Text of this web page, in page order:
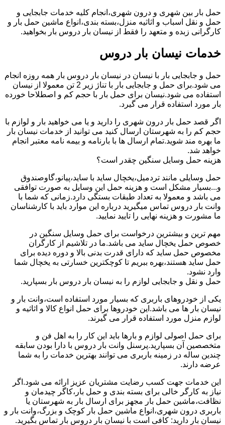
حمل بار بین شهری و درون شهری،انجام کلیه خدمات جابجایی و
حمل و نقل اسباب و اثاثیه منزل،بسته بندی،انواع ماشین حمل بار و
کارگرانی زبده و متعهد را فقط از نیسان بار دروس بار بخواهید.
خدمات نیسان بار دروس
حمل و جابجایی بار با نیسان در نیسان بار دروس بار همه روزه انجام
می شود.برای حمل و جابجایی بار با تناژ زیر 2 تن معمولا از نیسان
استفاده می شود.نیسان برای حمل بار با حجم کم و اصطلاحا خورده
بار مورد استفاده قرار می گیرد.
اگر قصد حمل بار درون شهری را دارید و یا می خواهید بار و لوازم با
حجم کم را به شهرستان ارسال کنید می توانید از خدمات نیسان بار
ما بهره مند شوید.تمام ارسال ها با بارنامه و بیمه نامه معتبر انجام
خواهد شد.
هزینه حمل وسایل سنگین چقدر است؟
حمل وسایلی مانند تردمیل،یخچال ساید با ساید،پیانو،گاوصندوق
و...بسیار مشکل است و هزینه حمل این وسایل به صورت توافقی
می باشد و معمولا به تعداد طبقات بستگی دارد.زمانی که شما با
وانت بار دروس تماس میگیرید درباره این موارد باید با کارشناسان
ما مشورت و هزینه نهایی را تایید نمایید.
مهم ترین و بیشترین درخواست برای حمل وسایل سنگین در
خصوص حمل یخچال ساید می باشد.ما در تلاشیم از کارگران
مخصوص حمل ساید که دارای قدرت بدنی بالا و دوره دیده برای
حمل ساید هستند،بهره ببریم تا کوچکترین خسارتی به یخچال شما
وارد نشود.
حمل و نقل و جابجایی لوازم را به نیسان بار دروس بار بسپارید.
یکی از خودروهای باربری که بسیار مورد استفاده است،وانت بار و
نیسان بار ها می باشد.این خودروها برای حمل انواع کالا و اثاثیه و
لوازم منزل مورد استفاده قرار می گیرند.
برای حمل اصولی لوازم و بارها باید این کار را به اهل فن و
متخصصین آن بسپارید.پرسنل وانت بار دروس با دارا بودن سابقه
چندین ساله در زمینه باربری می توانند بهترین خدمات را به شما
عرضه دارند.
این خدمات جهت کسب رضایت مشتریان عزیز ارائه می شود.اگر
نیاز به کارگر خالی برای بسته بندی و حمل بار،کاگر چیدمان و
نظافت،ماشین حمل بار مجهز برای ارسال بار به شهرستان یا
باربری درون شهری،انواع ماشین حمل بار کوچک و بزرگ،وانت بار و
نیسان بار دارید: کافی است با نیسان بار دروس بار تماس بگیرید.